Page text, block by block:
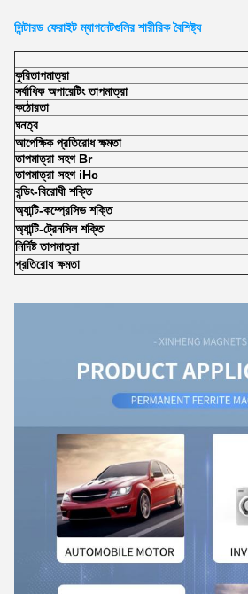
সিন্টারড ফেরাইট ম্যাগনেটগুলির শারীরিক বৈশিষ্ট্য
কুরিতাপমাত্রা
সর্বাধিক অপারেটিং তাপমাত্রা
কঠোরতা
ঘনত্ব
আপেক্ষিক প্রতিরোধ ক্ষমতা
তাপমাত্রা সহগ Br
তাপমাত্রা সহগ iHc
বন্ডিং-বিরোধী শক্তি
অ্যান্টি-কম্প্রেসিভ শক্তি
অ্যান্টি-ট্রেনসিল শক্তি
নির্দিষ্ট তাপমাত্রা
প্রতিরোধ ক্ষমতা